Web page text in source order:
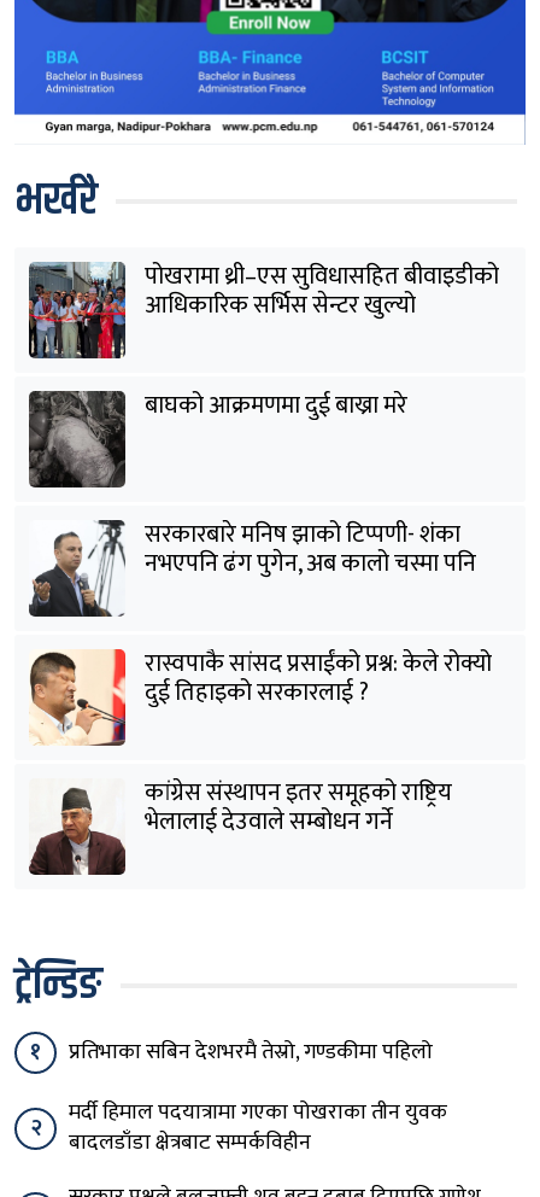
भर्खरै
पोखरामा थ्री–एस सुविधासहित बीवाइडीको
आधिकारिक सर्भिस सेन्टर खुल्यो
बाघको आक्रमणमा दुई बाख्रा मरे
सरकारबारे मनिष झाको टिप्पणी- शंका
नभएपनि ढंग पुगेन, अब कालो चस्मा पनि
रास्वपाकै सांसद प्रसाईंको प्रश्न: केले रोक्यो
दुई तिहाइको सरकारलाई ?
कांग्रेस संस्थापन इतर समूहको राष्ट्रिय
भेलालाई देउवाले सम्बोधन गर्ने
ट्रेन्डिङ
१ प्रतिभाका सबिन देशभरमै तेस्रो, गण्डकीमा पहिलो
२
मर्दी हिमाल पदयात्रामा गएका पोखराका तीन युवक
बादलडाँडा क्षेत्रबाट सम्पर्कविहीन